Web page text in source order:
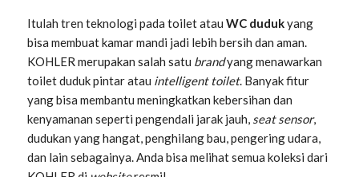
Itulah tren teknologi pada toilet atauWC dudukyang
bisa membuat kamar mandi jadi lebih bersih dan aman.
KOHLER merupakan salah satu brandyang menawarkan
toilet duduk pintar atau intelligent toilet. Banyak fitur
yang bisa membantu meningkatkan kebersihan dan
kenyamanan seperti pengendali jarak jauh, seat sensor,
dudukan yang hangat, penghilang bau, pengering udara,
dan lain sebagainya. Anda bisa melihat semua koleksi dari